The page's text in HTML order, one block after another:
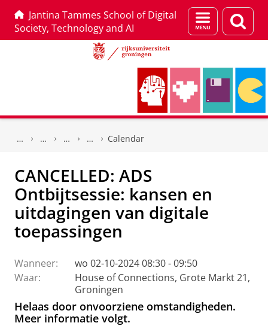
Jantina Tammes School of Digital
Society, Technology and AI
Menu
en
Calendar
CANCELLED: ADS
Ontbijtsessie: kansen en
uitdagingen van digitale
toepassingen
Wanneer:
wo 02-10-2024 08:30 - 09:50
Waar:
House of Connections, Grote Markt 21,
Groningen
Helaas door onvoorziene omstandigheden.
Meer informatie volgt.